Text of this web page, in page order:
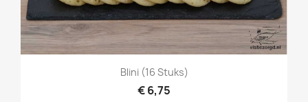
Blini (16 Stuks)
€ 6,75